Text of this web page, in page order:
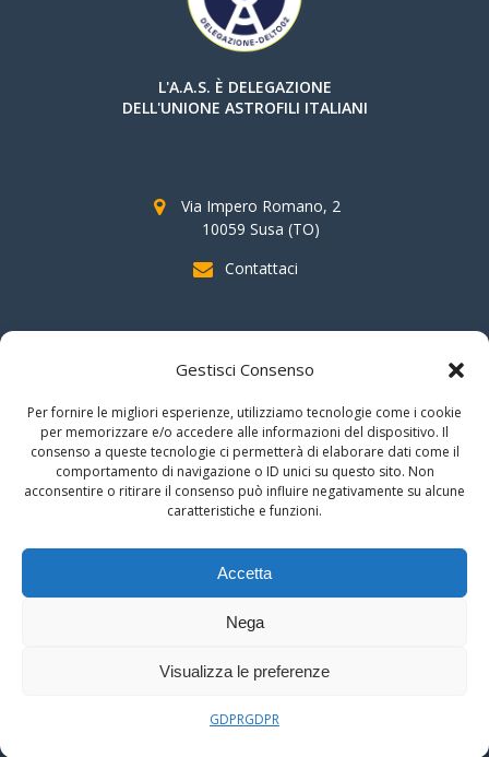
Gestisci Consenso
Per fornire le migliori esperienze, utilizziamo tecnologie come i cookie
per memorizzare e/o accedere alle informazioni del dispositivo. Il
consenso a queste tecnologie ci permetterà di elaborare dati come il
comportamento di navigazione o ID unici su questo sito. Non
acconsentire o ritirare il consenso può influire negativamente su alcune
caratteristiche e funzioni.
Accetta
Nega
Visualizza le preferenze
GDPRGDPR
L'A.A.S. È DELEGAZIONE
DELL'UNIONE ASTROFILI ITALIANI
Via Impero Romano, 2
10059 Susa (TO)
Contattaci
SOSTIENI AAS
indicando il
C.F. 96020930010
nella dichiarazione dei redditi e
firmando per la destinazione del"cinque per mille".
Grazie!!
© 2026 Associazione Astrofili Segusini